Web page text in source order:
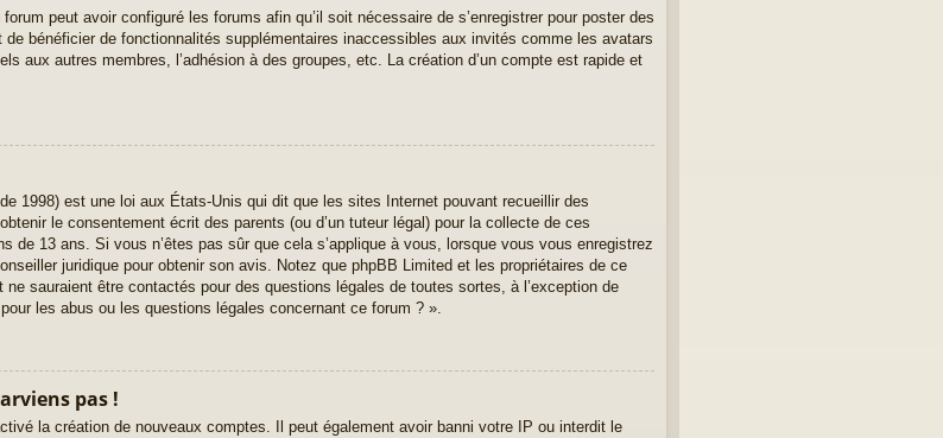
peut avoir configuré les forums afin qu’il soit nécessaire de s’enregistrer pour poster des
bénéficier de fonctionnalités supplémentaires inaccessibles aux invités comme les avatars
aux autres membres, l’adhésion à des groupes, etc. La création d’un compte est rapide et
de 1998) est une loi aux États-Unis qui dit que les sites Internet pouvant recueillir des
le consentement écrit des parents (ou d’un tuteur légal) pour la collecte de ces
de 13 ans. Si vous n’êtes pas sûr que cela s’applique à vous, lorsque vous vous enregistrez
juridique pour obtenir son avis. Notez que phpBB Limited et les propriétaires de ce
sauraient être contactés pour des questions légales de toutes sortes, à l’exception de
les abus ou les questions légales concernant ce forum ? ».
pas !
la création de nouveaux comptes. Il peut également avoir banni votre IP ou interdit le